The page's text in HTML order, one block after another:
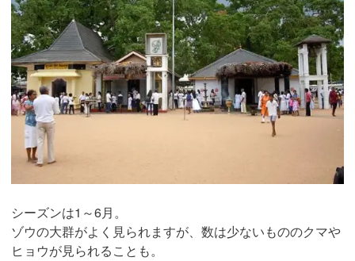
シーズンは1～6月。
ゾウの大群がよく見られますが、数は少ないもののクマや
ヒョウが見られることも。